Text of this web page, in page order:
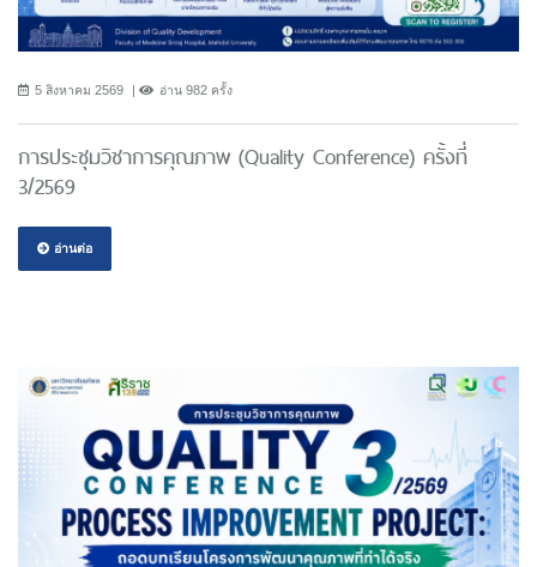
5 สิงหาคม 2569 อ่าน 982 ครั้ง
การประชุมวิชาการคุณภาพ (Quality Conference) ครั้งที่
3/2569
อ่านต่อ